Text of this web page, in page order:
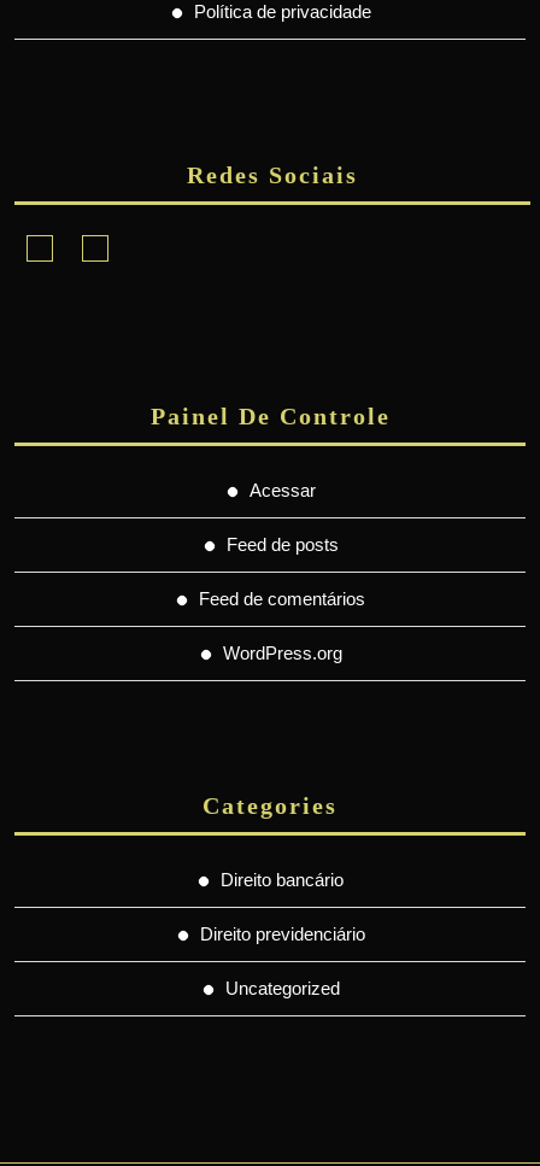
Política de privacidade
Redes Sociais
Facebook
Painel De Controle
Acessar
Feed de posts
Feed de comentários
WordPress.org
Categories
Direito bancário
Direito previdenciário
Uncategorized